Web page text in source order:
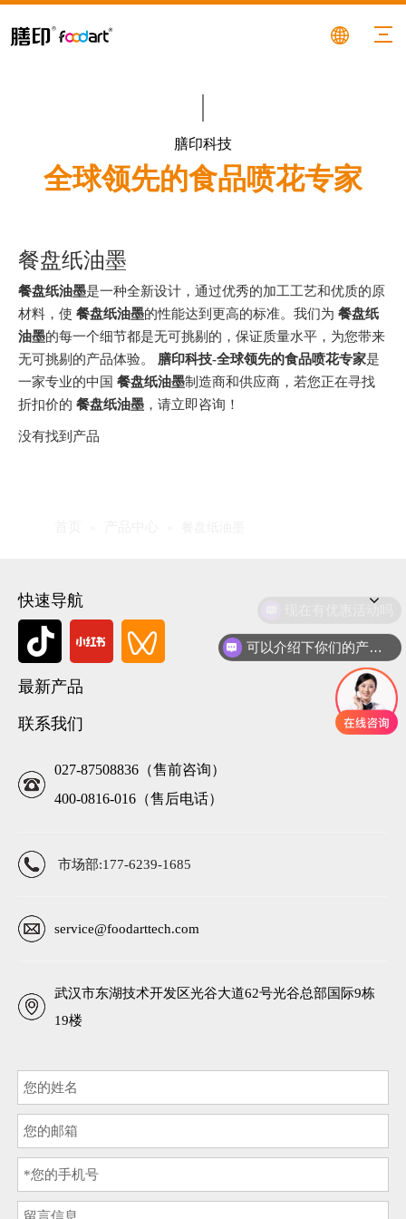
膳印科技
全球领先的食品喷花专家
餐盘纸油墨
餐盘纸油墨是一种全新设计，通过优秀的加工工艺和优质的原
材料，使 餐盘纸油墨的性能达到更高的标准。我们为 餐盘纸
油墨的每一个细节都是无可挑剔的，保证质量水平，为您带来
无可挑剔的产品体验。 膳印科技-全球领先的食品喷花专家是
一家专业的中国 餐盘纸油墨制造商和供应商，若您正在寻找
折扣价的 餐盘纸油墨 ，请立即咨询！
没有找到产品
快速导航
最新产品
联系我们
027-87508836（售前咨询）
400-0816-016（售后电话）
市场部:177-6239-1685
service@foodarttech.com
武汉市东湖技术开发区光谷大道62号光谷总部国际9栋
19楼
可以介绍下你们的产品么
现在有优惠活动吗